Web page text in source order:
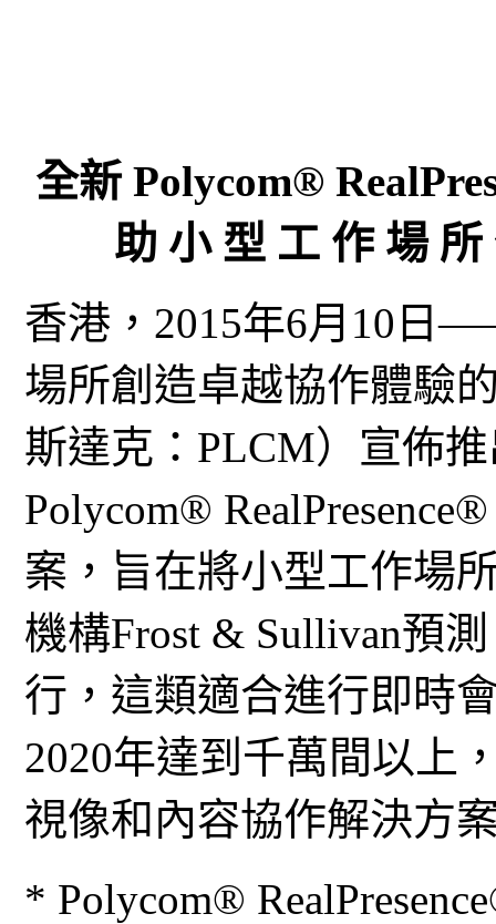
全新 Polycom®
助 小 型 工 作 場
香港，2015年6月10日
場所創造卓越協作體驗
斯達克：PLCM）宣佈
Polycom®
案，旨在將小型工作場
機構Frost & Sullivan預
行，這類適合進行即時
2020年達到千萬間以上
視像和內容協作解決方
* Polycom®